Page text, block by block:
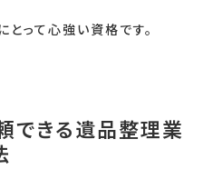
って心強い資格です。
できる遺品整理業